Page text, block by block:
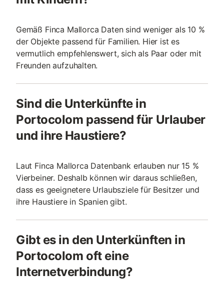
Gemäß Finca Mallorca Daten sind weniger als 10 %
der Objekte passend für Familien. Hier ist es
vermutlich empfehlenswert, sich als Paar oder mit
Freunden aufzuhalten.
Sind die Unterkünfte in
Portocolom passend für Urlauber
und ihre Haustiere?
Laut Finca Mallorca Datenbank erlauben nur 15 %
Vierbeiner. Deshalb können wir daraus schließen,
dass es geeignetere Urlaubsziele für Besitzer und
ihre Haustiere in Spanien gibt.
Gibt es in den Unterkünften in
Portocolom oft eine
Internetverbindung?